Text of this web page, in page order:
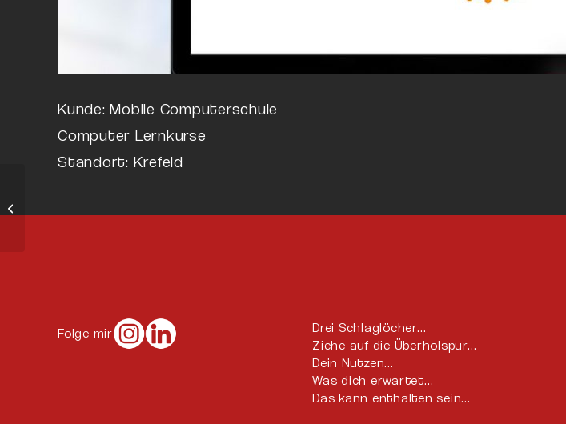
Kunde: Mobile Computerschule
Computer Lernkurse
Standort: Krefeld
Folge mir
Drei Schlaglöcher…
Ziehe auf die Überholspur…
Dein Nutzen…
Was dich erwartet…
Das kann enthalten sein…